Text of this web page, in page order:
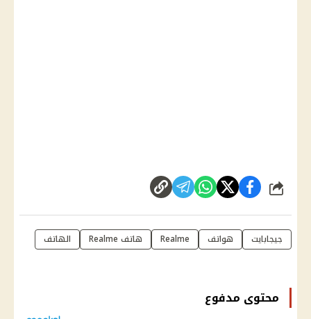
شارك
جيجابايت هواتف Realme هاتف Realme الهاتف
محتوى مدفوع